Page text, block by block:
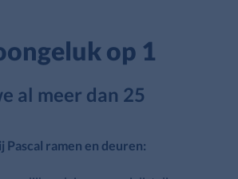
op 1
al meer dan 25
Pascal ramen en deuren: